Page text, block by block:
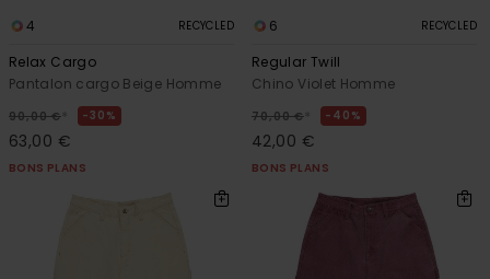
4 RECYCLED
Relax Cargo
Pantalon cargo Beige Homme
90,00 € 30%
63,00 €
BONS PLANS
6 RECYCLED
Regular Twill
Chino Violet Homme
70,00 € 40%
42,00 €
BONS PLANS